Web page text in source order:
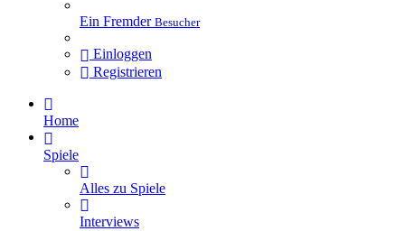
Ein Fremder Besucher
Einloggen
Registrieren
Home
Spiele
Alles zu Spiele
Interviews